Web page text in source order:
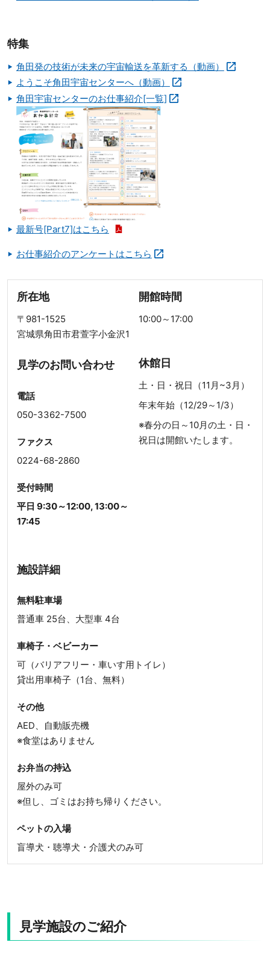
特集
角田発の技術が未来の宇宙輸送を革新する（動画）
ようこそ角田宇宙センターへ（動画）
角田宇宙センターのお仕事紹介[一覧]
最新号[Part7]はこちら
お仕事紹介のアンケートはこちら
所在地
〒981-1525
宮城県角田市君萱字小金沢1
見学のお問い合わせ
電話
050-3362-7500
ファクス
0224-68-2860
受付時間
平日 9:30～12:00, 13:00～
17:45
開館時間
10:00～17:00
休館日
土・日・祝日（11月~3月）
年末年始（12/29～1/3）
※春分の日～10月の土・日・
祝日は開館いたします。
施設詳細
無料駐車場
普通車 25台、大型車 4台
車椅子・ベビーカー
可（バリアフリー・車いす用トイレ）
貸出用車椅子（1台、無料）
その他
AED、自動販売機
※食堂はありません
お弁当の持込
屋外のみ可
※但し、ゴミはお持ち帰りください。
ペットの入場
盲導犬・聴導犬・介護犬のみ可
見学施設のご紹介